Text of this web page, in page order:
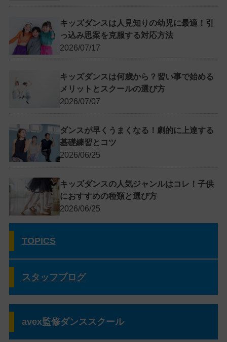
キッズダンスは人見知りの幼児に最適！引
っ込み思案を克服する対応方法
2026/07/17
キッズダンスは何歳から？習い事で始める
メリットとスクールの選び方
2026/07/07
ダンスが早くうまくなる！劇的に上達する
基礎練習とコツ
2026/06/25
キッズダンスの人気ジャンルはコレ！子供
におすすめの種類と選び方
2026/06/25
TOPICS
スタッフブログ
avex監修ダンススクール